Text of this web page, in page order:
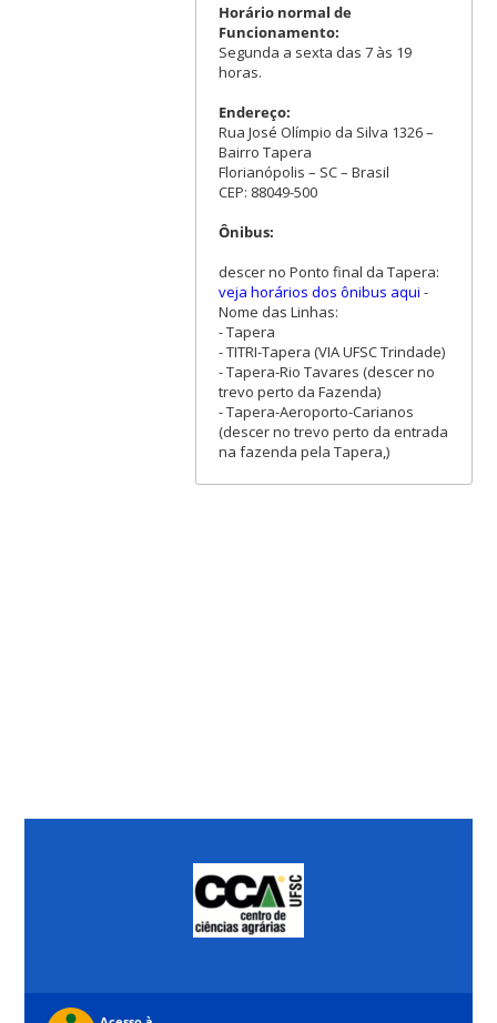
Horário normal de
Funcionamento:
Segunda a sexta das 7 às 19
horas.
Endereço:
Rua José Olímpio da Silva 1326 –
Bairro Tapera
Florianópolis – SC – Brasil
CEP: 88049-500
Ônibus:
descer no Ponto final da Tapera:
veja horários dos ônibus aqui -
Nome das Linhas:
- Tapera
- TITRI-Tapera (VIA UFSC Trindade)
- Tapera-Rio Tavares (descer no
trevo perto da Fazenda)
- Tapera-Aeroporto-Carianos
(descer no trevo perto da entrada
na fazenda pela Tapera,)